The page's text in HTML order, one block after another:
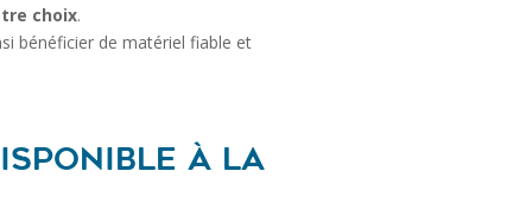
choix.
bénéficier de matériel fiable et
à la